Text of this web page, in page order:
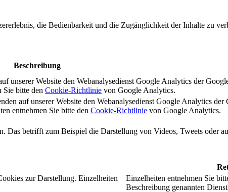
die Bedienbarkeit und die Zugänglichkeit der Inhalte zu
Beschreibung
unserer Website den Webanalysedienst Google Analytics der
bitte den Cookie-Richtlinie von Google Analytics.
auf unserer Website den Webanalysedienst Google Analytics
entnehmen Sie bitte den Cookie-Richtlinie von Google Analytics.
Das betrifft zum Beispiel die Darstellung von Videos, Tweets oder
zur Darstellung. Einzelheiten
Einzelheiten entnehmen Sie
Beschreibung genannten